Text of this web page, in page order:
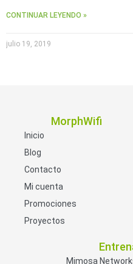
CONTINUAR LEYENDO »
julio 19, 2019
MorphWifi
Inicio
Blog
Contacto
Mi cuenta
Promociones
Proyectos
Mimosa